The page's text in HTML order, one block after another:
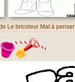
Le bricoleur Mat à penser